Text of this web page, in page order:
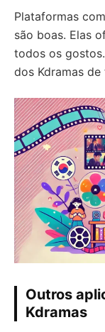
Plataformas
são boas. Elas
todos os
dos Kdramas
Outros
Kdramas